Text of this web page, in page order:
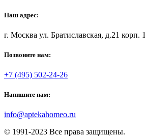
Наш адрес:
г. Москва ул. Братиславская, д.21 корп. 1
Позвоните нам:
+7 (495) 502-24-26
Напишите нам:
info@aptekahomeo.ru
© 1991-2023 Все права защищены.